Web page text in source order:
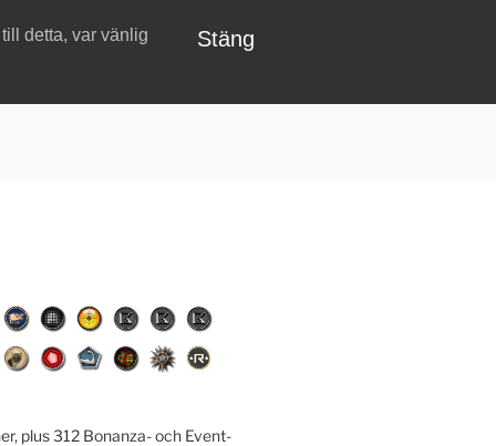
detta, var vänlig Stäng
plus 312 Bonanza- och Event-